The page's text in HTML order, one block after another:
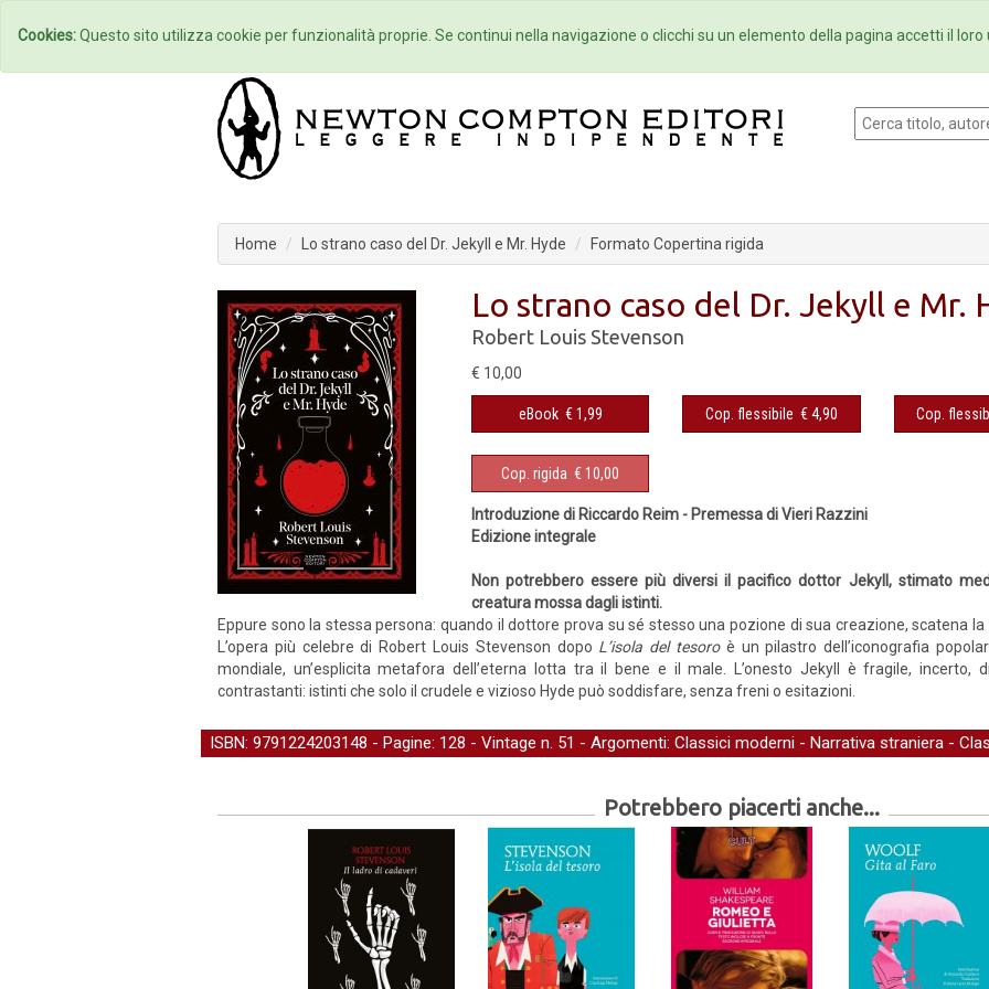
Home Autori Eventi Collane Newsletter
Home Lo strano caso del Dr. Jekyll e Mr. Hyde Formato Copertina rigida
Lo strano caso del Dr. Jekyll e Mr.
Robert Louis Stevenson
€ 10,00
eBook € 1,99 Cop. flessibile € 4,90 Cop.
Cop. rigida € 10,00
Introduzione di Riccardo Reim - Premessa di Vieri Razzini
Edizione integrale
Non potrebbero essere più diversi il pacifico dottor Jekyll, stimato
creatura mossa dagli istinti.
Eppure sono la stessa persona: quando il dottore prova su sé stesso una pozione di sua creazione, scatena
L’opera più celebre di Robert Louis Stevenson dopo L’isola del tesoroè un pilastro dell’iconografia
mondiale, un’esplicita metafora dell’eterna lotta tra il bene e il male. L’onesto Jekyll è fragile, incerto,
contrastanti: istinti che solo il crudele e vizioso Hyde può soddisfare, senza freni o esitazioni.
ISBN: 9791224203148 - Pagine: 128 - Vintage n. 51 - Argomenti: Classici moderni - Narrativa straniera -
Potrebbero piacerti anche...
Cookies:Questo sito utilizza cookie per funzionalità proprie. Se continui nella navigazione o clicchi su un elemento della pagina accetti il loro